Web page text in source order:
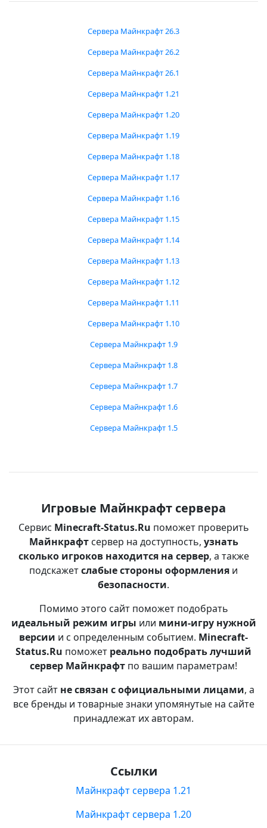
Сервера Майнкрафт 26.3
Сервера Майнкрафт 26.2
Сервера Майнкрафт 26.1
Сервера Майнкрафт 1.21
Сервера Майнкрафт 1.20
Сервера Майнкрафт 1.19
Сервера Майнкрафт 1.18
Сервера Майнкрафт 1.17
Сервера Майнкрафт 1.16
Сервера Майнкрафт 1.15
Сервера Майнкрафт 1.14
Сервера Майнкрафт 1.13
Сервера Майнкрафт 1.12
Сервера Майнкрафт 1.11
Сервера Майнкрафт 1.10
Сервера Майнкрафт 1.9
Сервера Майнкрафт 1.8
Сервера Майнкрафт 1.7
Сервера Майнкрафт 1.6
Сервера Майнкрафт 1.5
Игровые Майнкрафт сервера
Сервис Minecraft-Status.Ru поможет проверить
Майнкрафтсервер на доступность, узнать
сколько игроков находится на сервер, а также
подскажетслабые стороны оформления и
безопасности.
Помимо этого сайт поможет подобрать
идеальный режим игры или мини-игру нужной
версии и с определенным событием. Minecraft-
Status.Ru поможет реально подобрать лучший
сервер Майнкрафт по вашим параметрам!
Этот сайт не связан с официальными лицами, а
все бренды и товарные знаки упомянутые на сайте
принадлежат их авторам.
Ссылки
Майнкрафт сервера 1.21
Майнкрафт сервера 1.20